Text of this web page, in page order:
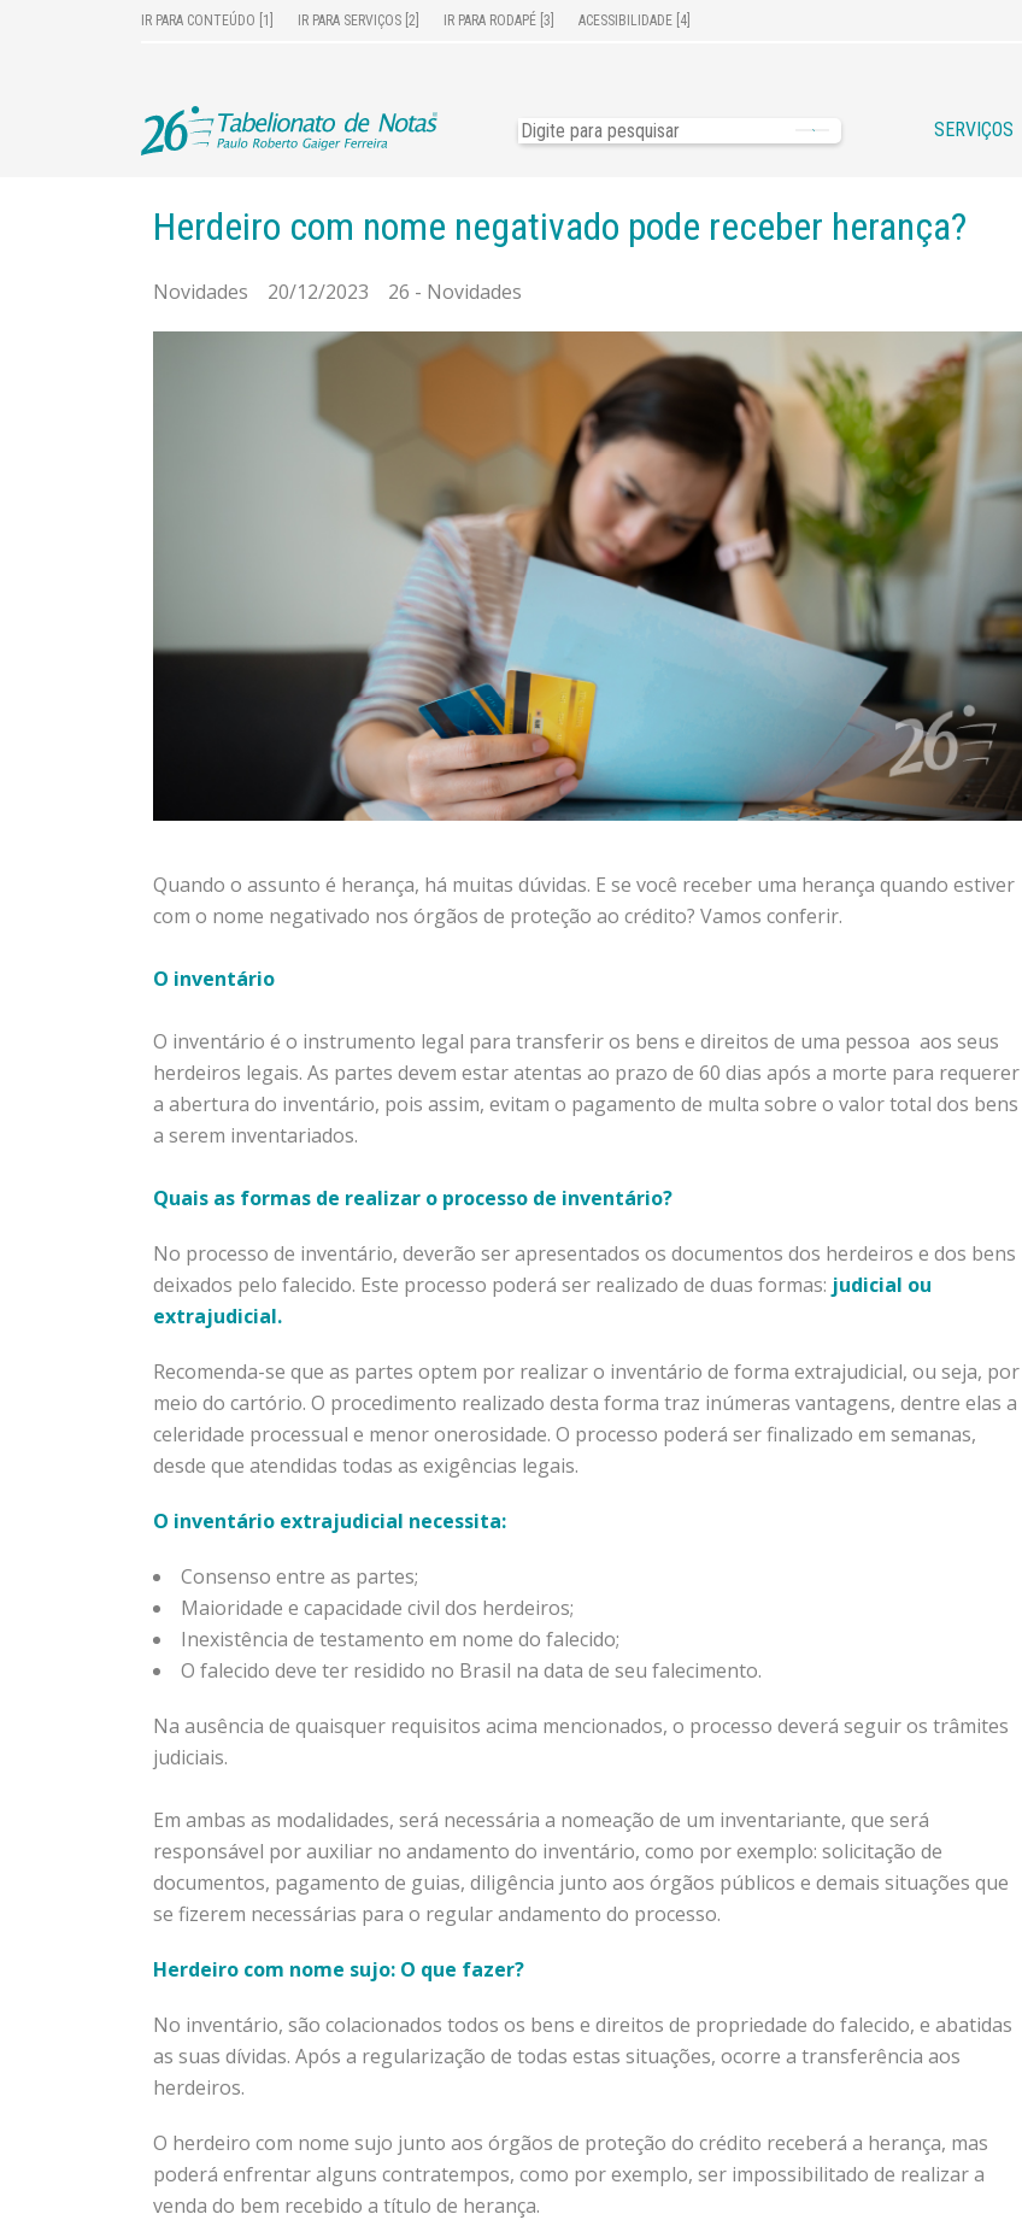
IR PARA CONTEÚDO [1] IR PARA SERVIÇOS [2] IR PARA RODAPÉ [3] ACESSIBILIDADE [4]
SERVIÇOS
Herdeiro com nome negativado pode receber herança?
Novidades 20/12/2023 26 - Novidades
Quando o assunto é herança, há muitas dúvidas. E se você receber uma herança quando estiver
com o nome negativado nos órgãos de proteção ao crédito? Vamos conferir.
O inventário
O inventário é o instrumento legal para transferir os bens e direitos de uma pessoa aos seus
herdeiros legais. As partes devem estar atentas ao prazo de 60 dias após a morte para requerer
a abertura do inventário, pois assim, evitam o pagamento de multa sobre o valor total dos bens
a serem inventariados.
Quais as formas de realizar o processo de inventário?
No processo de inventário, deverão ser apresentados os documentos dos herdeiros e dos bens
deixados pelo falecido. Este processo poderá ser realizado de duas formas: judicial ou
extrajudicial.
Recomenda-se que as partes optem por realizar o inventário de forma extrajudicial, ou seja, por
meio do cartório. O procedimento realizado desta forma traz inúmeras vantagens, dentre elas a
celeridade processual e menor onerosidade. O processo poderá ser finalizado em semanas,
desde que atendidas todas as exigências legais.
O inventário extrajudicial necessita:
Consenso entre as partes;
Maioridade e capacidade civil dos herdeiros;
Inexistência de testamento em nome do falecido;
O falecido deve ter residido no Brasil na data de seu falecimento.
Na ausência de quaisquer requisitos acima mencionados, o processo deverá seguir os trâmites
judiciais.
Em ambas as modalidades, será necessária a nomeação de um inventariante, que será
responsável por auxiliar no andamento do inventário, como por exemplo: solicitação de
documentos, pagamento de guias, diligência junto aos órgãos públicos e demais situações que
se fizerem necessárias para o regular andamento do processo.
Herdeiro com nome sujo: O que fazer?
No inventário, são colacionados todos os bens e direitos de propriedade do falecido, e abatidas
as suas dívidas. Após a regularização de todas estas situações, ocorre a transferência aos
herdeiros.
O herdeiro com nome sujo junto aos órgãos de proteção do crédito receberá a herança, mas
poderá enfrentar alguns contratempos, como por exemplo, ser impossibilitado de realizar a
venda do bem recebido a título de herança.